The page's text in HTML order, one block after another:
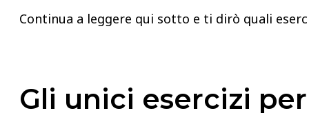
Continua a leggere qui sotto e ti dirò quali
Gli unici esercizi